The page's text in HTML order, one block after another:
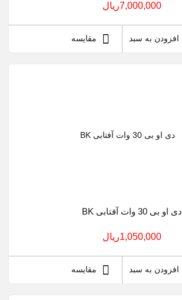
7,000,000ريال
افزودن به سبد مقایسه
دی او بی 30 وات آفتابی BK
1,050,000ريال
افزودن به سبد مقایسه